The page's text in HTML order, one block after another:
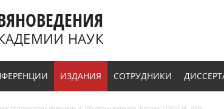
НАУК
ИЗДАНИЯ СОТРУДНИКИ